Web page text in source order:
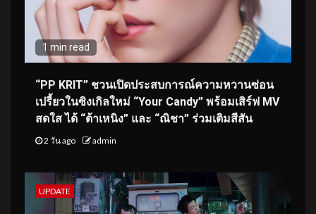
1 min read
“PP KRIT” ชวนเปิดประสบการณ์ความหวานซ่อน
เปรี้ยวในซิงเกิลใหม่ “Your Candy” พร้อมเสิร์ฟ MV
สดใส ได้ “ต้าเหนิง” และ “ณิชา” ร่วมเติมสีสัน
2 วัน ago admin
UPDATE